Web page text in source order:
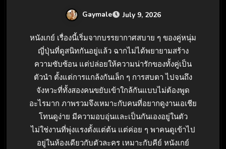
Gaymale July 9, 2026
หนังเกย์ เรื่องนี้เริ่มจากบรรยากาศสบาย ๆ ของคู่หนุ่ม
ญี่ปุ่นที่ดูสนิทกันอยู่แล้ว ฉากไม่ได้พยายามสร้าง
ความซับซ้อน แต่ปล่อยให้ความน่ารักของทั้งคู่เป็น
ตัวนำ ตั้งแต่การแกล้งกันเล็ก ๆ การสบตา ไปจนถึง
จังหวะที่ทั้งสองคนขยับเข้าใกล้กันแบบไม่ต้องพูด
อะไรมาก ภาพรวมจึงเหมาะกับคนที่อยากดูงานเอเชีย
โทนดูง่าย มีความอบอุ่นและเป็นกันเองอยู่ในตัว
ไม่ใช่งานที่พุ่งแรงตั้งแต่ต้น แต่ค่อย ๆ พาคนดูเข้าไป
อยู่ในห้องเดียวกับตัวละคร เหมาะกับคีย์ หนังเกย์